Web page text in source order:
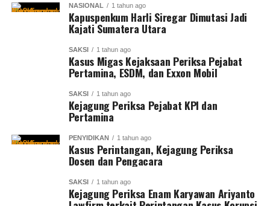
NASIONAL 1 tahun ago
Kapuspenkum Harli Siregar Dimutasi Jadi
Kajati Sumatera Utara
SAKSI 1 tahun ago
Kasus Migas Kejaksaan Periksa Pejabat
Pertamina, ESDM, dan Exxon Mobil
SAKSI 1 tahun ago
Kejagung Periksa Pejabat KPI dan
Pertamina
PENYIDIKAN 1 tahun ago
Kasus Perintangan, Kejagung Periksa
Dosen dan Pengacara
SAKSI 1 tahun ago
Kejagung Periksa Enam Karyawan Ariyanto